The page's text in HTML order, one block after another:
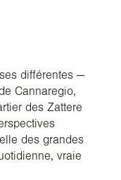
différentes —
Cannaregio,
des Zattere
des grandes
vraie